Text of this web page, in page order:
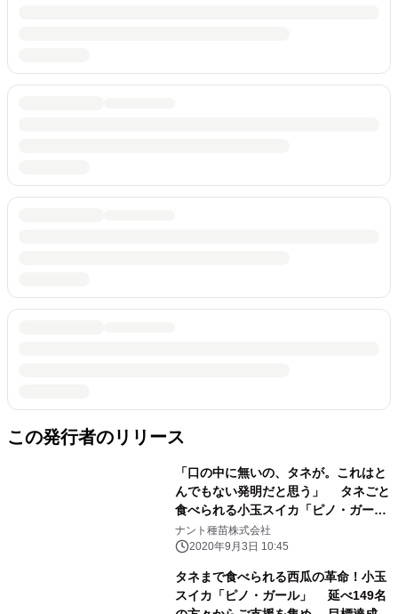
この発行者のリリース
「口の中に無いの、タネが。これはと
んでもない発明だと思う」 タネごと
食べられる小玉スイカ「ピノ・ガー
ル」は、 2021年4月下旬頃より全国の
スーパー・ネット等で発売予定！
ナント種苗株式会社
2020年9月3日 10:45
タネまで食べられる西瓜の革命！小玉
スイカ「ピノ・ガール」 延べ149名